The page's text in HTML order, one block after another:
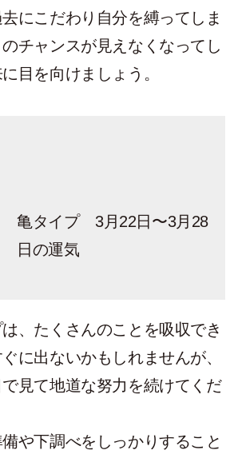
にこだわり自分を縛ってしま
チャンスが見えなくなってし
目を向けましょう。
亀タイプ 3月22日〜3月28
日の運気
、たくさんのことを吸収でき
に出ないかもしれませんが、
見て地道な努力を続けてくだ
や下調べをしっかりすること